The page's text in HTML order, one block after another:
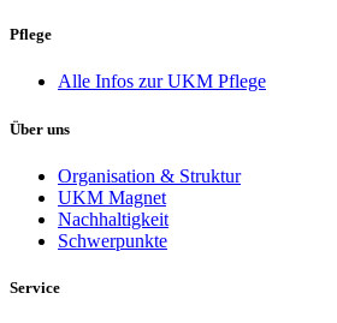
Pflege
Alle Infos zur UKM Pflege
Über uns
Organisation & Struktur
UKM Magnet
Nachhaltigkeit
Schwerpunkte
Service